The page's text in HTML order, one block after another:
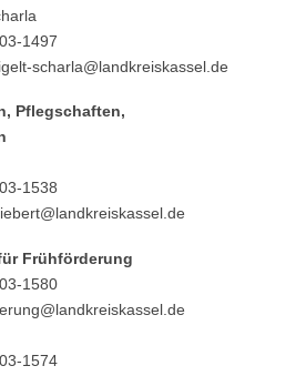
1497
scharla@landkreiskassel.de
Pflegschaften,
1538
Frühförderung
1580
1574